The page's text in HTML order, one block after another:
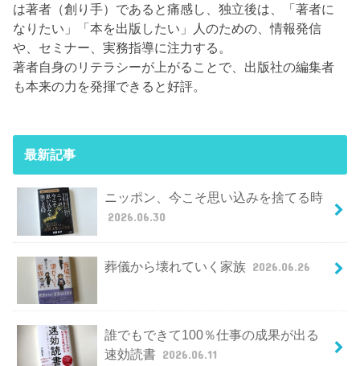
は著者（創り手）であると痛感し、独立後は、「著者に
なりたい」「本を出版したい」人のための、情報発信
や、セミナー、実務指導に注力する。
著者自身のリテラシーが上がることで、出版社の編集者
も本来の力を発揮できると好評。
最新記事
ニッポン、今こそ思い込みを捨てる時
2026.06.30
葬儀から壊れていく家族 2026.06.26
誰でもできて100％仕事の成果が出る
速効読書 2026.06.11